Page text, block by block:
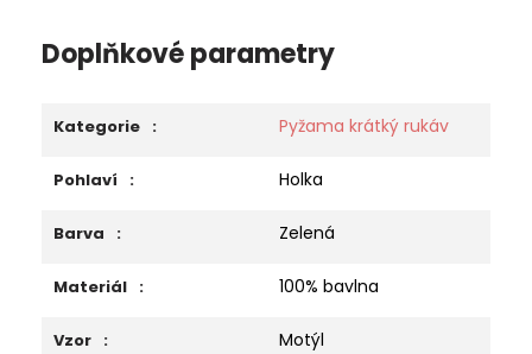
Doplňkové parametry
Kategorie : Pyžama krátký rukáv
Pohlaví : Holka
Barva : Zelená
Materiál : 100% bavlna
Vzor : Motýl